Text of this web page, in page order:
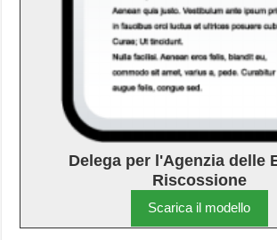
Delega per l'Agenzia delle
Riscossione
Scarica il modello